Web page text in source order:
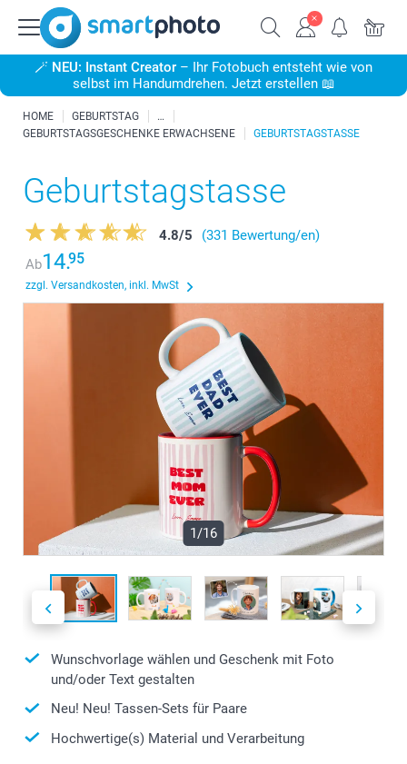
🪄 NEU: Instant Creator – Ihr Fotobuch entsteht wie von
selbst im Handumdrehen. Jetzt erstellen 📖
HOME
GEBURTSTAG
GEBURTSTAGSGESCHENKE ERWACHSENE
GEBURTSTAGSTASSE
Geburtstagstasse
4.8/5
(331 Bewertung/en)
Ab14.95
zzgl. Versandkosten, inkl. MwSt
1/16
Wunschvorlage wählen und Geschenk mit Foto
und/oder Text gestalten
Neu! Neu! Tassen-Sets für Paare
Hochwertige(s) Material und Verarbeitung